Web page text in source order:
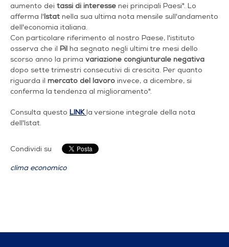
aumento dei tassi di interesse nei principali Paesi". Lo
afferma l'Istat nella sua ultima nota mensile sull'andamento
dell'economia italiana.
Con particolare riferimento al nostro Paese, l'istituto
osserva che il Pil ha segnato negli ultimi tre mesi dello
scorso anno la prima variazione congiunturale negativa
dopo sette trimestri consecutivi di crescita. Per quanto
riguarda il mercato del lavoro invece, a dicembre, si
conferma la tendenza al miglioramento".
Consulta questo LINKla versione integrale della nota
dell'Istat.
Condividi su
clima economico